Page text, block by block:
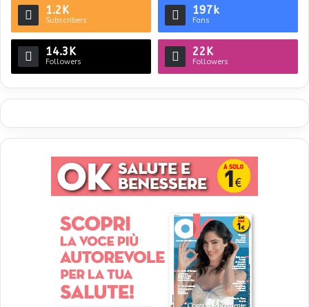
1.2K
Subscribers
197k
Fans
14.3K
Followers
22K
Followers